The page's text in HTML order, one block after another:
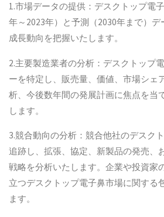
1.市場データの提供：デスクトップ電
年～2023年）と予測（2030年まで）
成長動向を把握いたします。
2.主要製造業者の分析：デスクトップ
ーを特定し、販売量、価値、市場シェ
析、今後数年間の発展計画に焦点を当
します。
3.競合動向の分析：競合他社のデスク
追跡し、拡張、協定、新製品の発売、
戦略を分析いたします。企業や投資家
立つデスクトップ電子鼻市場に関する
ます。